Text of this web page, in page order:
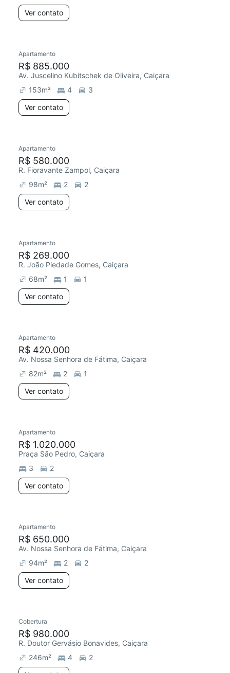
Ver contato
Redecorar
Apartamento
R$ 885.000
Av. Juscelino Kubitschek de Oliveira, Caiçara
153m² 4
3
Ver contato
Chegou este mês
Apartamento
R$ 580.000
R. Fioravante Zampol, Caiçara
98m² 2
2
Ver contato
Redecorar
Apartamento
R$ 269.000
R. João Piedade Gomes, Caiçara
68m² 1
1
Ver contato
Apartamento
R$ 420.000
Av. Nossa Senhora de Fátima, Caiçara
82m² 2
1
Ver contato
Apartamento
R$ 1.020.000
Praça São Pedro, Caiçara
3
2
Ver contato
Apartamento
R$ 650.000
Av. Nossa Senhora de Fátima, Caiçara
94m² 2
2
Ver contato
Cobertura
R$ 980.000
R. Doutor Gervásio Bonavides, Caiçara
246m² 4
2